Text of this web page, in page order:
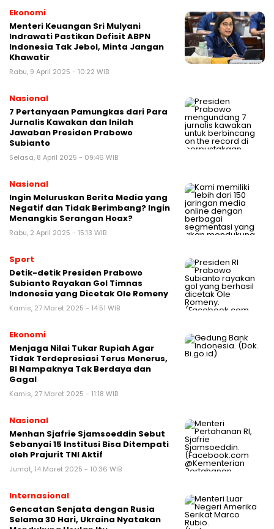
Ekonomi
Menteri Keuangan Sri Mulyani
Indrawati Pastikan Defisit ABPN
Indonesia Tak Jebol, Minta Jangan
Khawatir
Rabu, 9 April 2025 - 10:22 WIB
Nasional
7 Pertanyaan Pamungkas dari Para
Jurnalis Kawakan dan Inilah
Jawaban Presiden Prabowo
Subianto
Selasa, 8 April 2025 - 09:46 WIB
Nasional
Ingin Meluruskan Berita Media yang
Negatif dan Tidak Berimbang? Ingin
Menangkis Serangan Hoax?
Rabu, 2 April 2025 - 15:13 WIB
Sport
Detik-detik Presiden Prabowo
Subianto Rayakan Gol Timnas
Indonesia yang Dicetak Ole Romeny
Kamis, 27 Maret 2025 - 14:51 WIB
Ekonomi
Menjaga Nilai Tukar Rupiah Agar
Tidak Terdepresiasi Terus Menerus,
BI Nampaknya Tak Berdaya dan
Gagal
Kamis, 27 Maret 2025 - 11:18 WIB
Nasional
Menhan Sjafrie Sjamsoeddin Sebut
Sebanyai 15 Institusi Bisa Ditempati
oleh Prajurit TNI Aktif
Jumat, 14 Maret 2025 - 10:36 WIB
Internasional
Gencatan Senjata dengan Rusia
Selama 30 Hari, Ukraina Nyatakan